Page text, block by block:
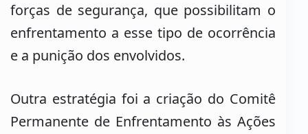
forças de segurança, que possibilitam o
enfrentamento a esse tipo de ocorrência
e a punição dos envolvidos.
Outra estratégia foi a criação do Comitê
Permanente de Enfrentamento às Ações